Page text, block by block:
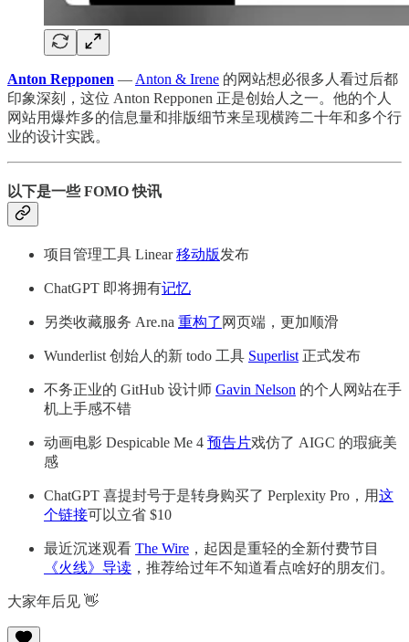
Anton Repponen — Anton & Irene 的网站想必很多人看过后都
印象深刻，这位 Anton Repponen 正是创始人之一。他的个人
网站用爆炸多的信息量和排版细节来呈现横跨二十年和多个行
业的设计实践。
以下是一些 FOMO 快讯
项目管理工具 Linear移动版发布
ChatGPT 即将拥有记忆
另类收藏服务 Are.na 重构了 网页端，更加顺滑
Wunderlist 创始人的新 todo 工具 Superlist 正式发布
不务正业的 GitHub 设计师 Gavin Nelson 的个人网站在手
机上手感不错
动画电影 Despicable Me 4 预告片戏仿了 AIGC 的瑕疵美
感
ChatGPT 喜提封号于是转身购买了 Perplexity Pro，用这
个链接可以立省 $10
最近沉迷观看 The Wire ，起因是重轻的全新付费节目
《火线》导读 ，推荐给过年不知道看点啥好的朋友们。
大家年后见 👋